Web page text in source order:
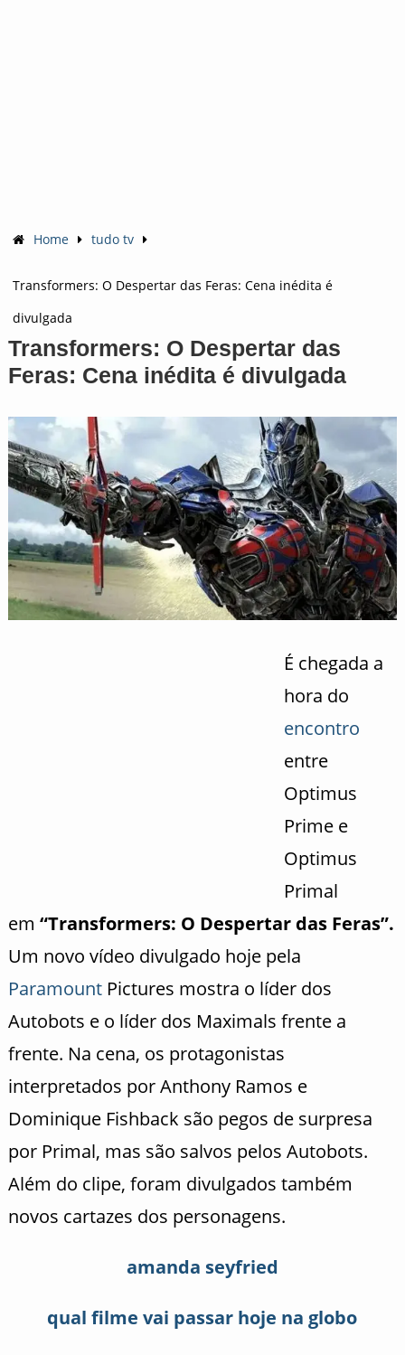
Home tudo tv
Transformers: O Despertar das Feras: Cena inédita é
divulgada
Transformers: O Despertar das
Feras: Cena inédita é divulgada
É chegada a
hora do
encontro
entre
Optimus
Prime e
Optimus
Primal
em “Transformers: O Despertar das Feras”.
Um novo vídeo divulgado hoje pela
ParamountPictures mostra o líder dos
Autobots e o líder dos Maximals frente a
frente. Na cena, os protagonistas
interpretados por Anthony Ramos e
Dominique Fishback são pegos de surpresa
por Primal, mas são salvos pelos Autobots.
Além do clipe, foram divulgados também
novos cartazes dos personagens.
amanda seyfried
qual filme vai passar hoje na globo